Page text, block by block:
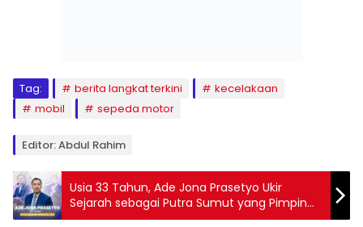
Tag: berita langkat terkini
kecelakaan
mobil
sepeda motor
Editor: Abdul Rahim
Usia 33 Tahun, Ade Jona Prasetyo Ukir
Sejarah sebagai Putra Sumut yang Pimpin
HIPMI Nasional